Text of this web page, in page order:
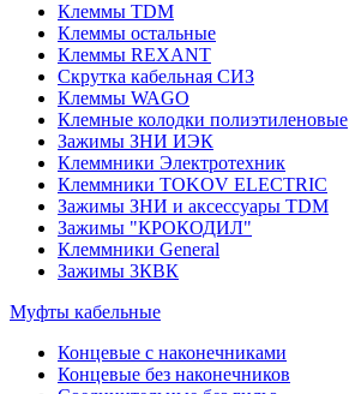
Клеммы TDM
Клеммы остальные
Клеммы REXANT
Скрутка кабельная СИЗ
Клеммы WAGO
Клемные колодки полиэтиленовые
Зажимы ЗНИ ИЭК
Клеммники Электротехник
Клеммники TOKOV ELECTRIC
Зажимы ЗНИ и аксессуары TDM
Зажимы "КРОКОДИЛ"
Клеммники General
Зажимы 3КВК
Муфты кабельные
Концевые с наконечниками
Концевые без наконечников